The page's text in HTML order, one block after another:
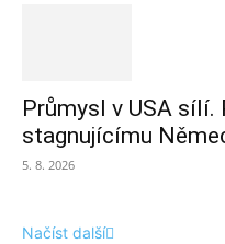
Průmysl v USA sílí.
stagnujícímu
5. 8. 2026
Načíst další